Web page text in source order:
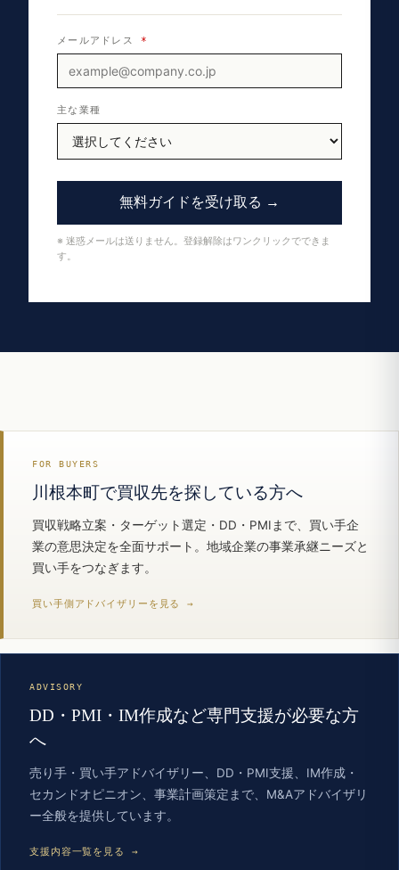
メールアドレス *
主な業種
無料ガイドを受け取る →
※ 迷惑メールは送りません。登録解除はワンクリックでできま
す。
FOR BUYERS
川根本町で買収先を探している方へ
買収戦略立案・ターゲット選定・DD・PMIまで、買い手企
業の意思決定を全面サポート。地域企業の事業承継ニーズと
買い手をつなぎます。
買い手側アドバイザリーを見る →
ADVISORY
DD・PMI・IM作成など専門支援が必要な方
へ
売り手・買い手アドバイザリー、DD・PMI支援、IM作成・
セカンドオピニオン、事業計画策定まで、M&Aアドバイザリ
ー全般を提供しています。
支援内容一覧を見る →